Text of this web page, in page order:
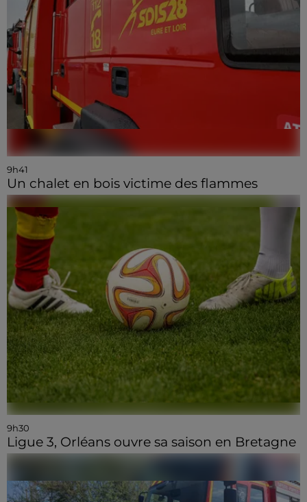
9h41
Un chalet en bois victime des flammes
9h30
Ligue 3, Orléans ouvre sa saison en Bretagne